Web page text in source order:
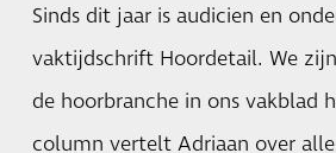
Sinds dit jaar is audicien en
vaktijdschrift Hoordetail. We
de hoorbranche in ons vakblad
column vertelt Adriaan over